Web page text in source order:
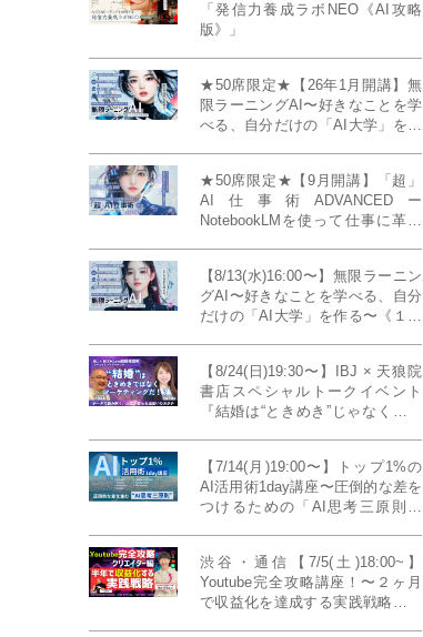
「発信力養成ラボNEO《AI攻略
版》」
★50席限定★【26年1月開講】無
限ラーニングAI〜好きなことを学
べる、自分だけの「AI大学」を作
★50席限定★【9月開講】「超」
AI仕事術ADVANCEDー
NotebookLMを使って仕事に革命
【8/13(水)16:00〜】無限ラーニン
グAI〜好きなことを学べる、自分
だけの「AI大学」を作る〜《１日
【8/24(日)19:30〜】IBJ × 天狼院
書店スペシャルトークイベント
『結婚は“ときめき”じゃなくて、
のカタチ〜《BOOKLove結婚相談
所presents》
【7/14(月)19:00〜】トップ1%の
AI活用術1day講座〜圧倒的な差を
つけるための「AI思考三原則」
渋谷・通信【7/5(土)18:00~】
Youtube完全攻略講座！〜２ヶ月
で収益化を達成する実践戦略！ゲ